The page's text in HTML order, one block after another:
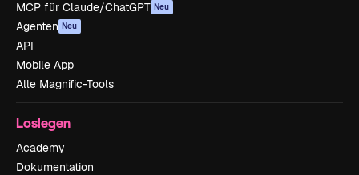
MCP für Claude/ChatGPT Neu
Agenten Neu
API
Mobile App
Alle Magnific-Tools
Loslegen
Academy
Dokumentation